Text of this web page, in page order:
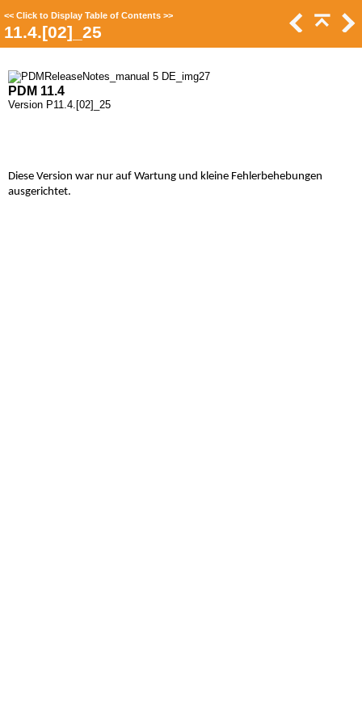
<< Click to Display Table of Contents >>
11.4.[02]_25
PDM 11.4
Version P11.4.[02]_25
Diese Version war nur auf Wartung und kleine Fehlerbehebungen
ausgerichtet.